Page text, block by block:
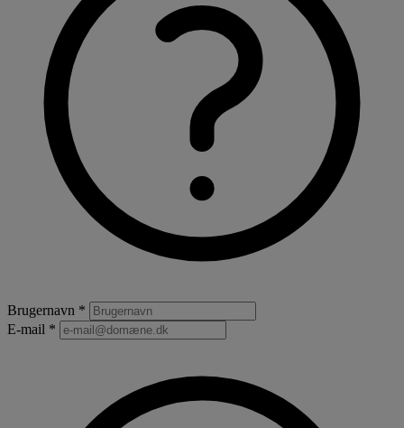
Brugernavn *
E-mail *